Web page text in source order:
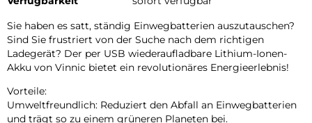
Sie haben es satt, ständig Einwegbatterien auszutauschen?
Sind Sie frustriert von der Suche nach dem richtigen
Ladegerät? Der per USB wiederaufladbare Lithium-Ionen-
Akku von Vinnic bietet ein revolutionäres Energieerlebnis!
Vorteile:
Umweltfreundlich: Reduziert den Abfall an Einwegbatterien
und trägt so zu einem grüneren Planeten bei.